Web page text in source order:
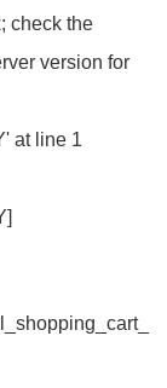
check the
version for
at line 1